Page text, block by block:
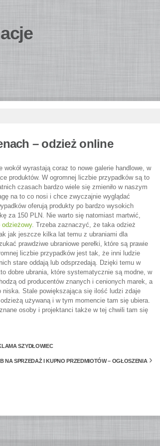
– odzież online
wyrastają coraz to nowe galerie handlowe, w
produktów. W ogromnej liczbie przypadków są to
czasach bardzo wiele się zmieniło w naszym
na to co nosi i chce zwyczajnie wyglądać
oferują produkty po bardzo wysokich
za 150 PLN. Nie warto się natomiast martwić,
odzieżowy. Trzeba zaznaczyć, że taka odzież
jak jeszcze kilka lat temu z ubraniami dla
prawdziwe ubraniowe perełki, które są prawie
liczbie przypadków jest tak, że inni ludzie
stare oddają lub odsprzedają. Dzięki temu w
dobre ubrania, które systematycznie są modne, w
od producentów znanych i cenionych marek, a
Stale powiększająca się ilość ludzi zdaje
używaną i w tym momencie tam się ubiera.
osoby i projektanci także w tej chwili tam się
SZYDŁOWIEC
NA SPRZEDAŻ I KUPNO PRZEDMIOTÓW – OGŁOSZENIA ›